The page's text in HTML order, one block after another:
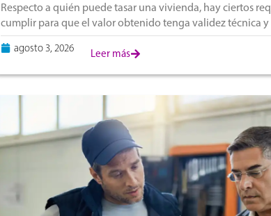
Respecto a quién puede tasar una vivienda, hay ciertos
cumplir para que el valor obtenido tenga validez técnica y
pensando en vender, comprar
agosto 3, 2026 Leer más